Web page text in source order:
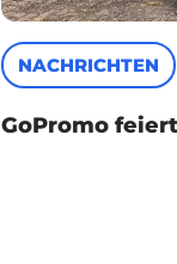
NACHRICHTEN
GoPromo